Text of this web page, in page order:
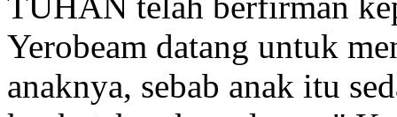
Yerobeam datang untuk
anaknya, sebab anak itu